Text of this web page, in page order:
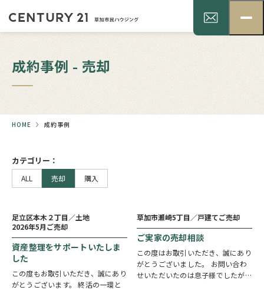
成約事例 - 売却
HOME 成約事例
カテゴリー：
ALL 売却 購入
足立区本木２丁目／土地
2026年5月ご売却
資産整理をサポートいたしま
した
この度もお取引いただき、誠にあり
がとうございます。 終活の一環と
草加市瀬崎5丁目／戸建てご売却
ご実家の売却相談
この度はお取引いただき、誠にあり
がとうございました。 お問い合わ
せいただいたのは息子様でしたが、